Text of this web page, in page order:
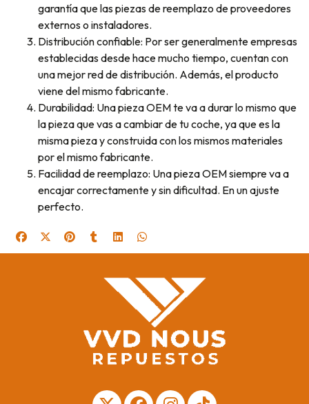
garantía que las piezas de reemplazo de proveedores
externos o instaladores.
Distribución confiable: Por ser generalmente empresas
establecidas desde hace mucho tiempo, cuentan con
una mejor red de distribución. Además, el producto
viene del mismo fabricante.
Durabilidad: Una pieza OEM te va a durar lo mismo que
la pieza que vas a cambiar de tu coche, ya que es la
misma pieza y construida con los mismos materiales
por el mismo fabricante.
Facilidad de reemplazo: Una pieza OEM siempre va a
encajar correctamente y sin dificultad. En un ajuste
perfecto.